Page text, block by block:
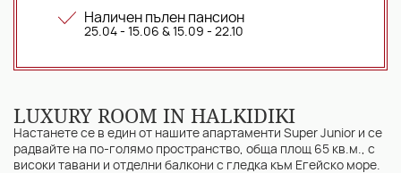
Наличен пълен пансион
25.04 - 15.06 & 15.09 - 22.10
LUXURY ROOM IN HALKIDIKI
Настанете се в един от нашите апартаменти Super Junior и се
радвайте на по-голямо пространство, обща площ 65 кв.м., с
високи тавани и отделни балкони с гледка към Егейско море.